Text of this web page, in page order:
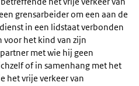
grensarbeider om een aan de
in een lidstaat verbonden
voor het kind van zijn
met wie hij geen
of in samenhang met het
het vrije verkeer van